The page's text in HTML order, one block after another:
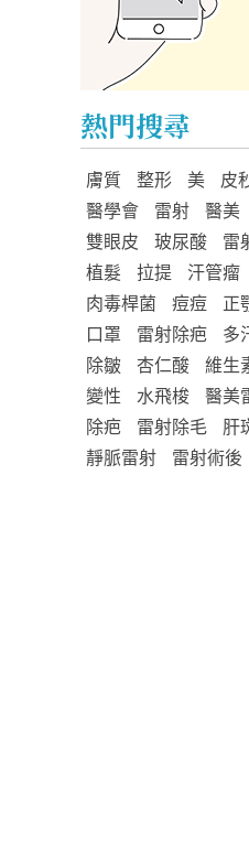
熱門搜尋
膚質 整形 美 皮
醫學會
雷射 醫美
雙眼皮
玻尿酸 雷
植髮
拉提 汗管瘤
肉毒桿菌
痘痘 正
口罩
雷射除疤 多
除皺
杏仁酸 維生
變性
水飛梭 醫美
除疤
雷射除毛 肝
靜脈雷射
雷射術後